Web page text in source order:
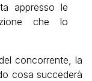
appresso le
che lo
concorrente, la
cosa succederà